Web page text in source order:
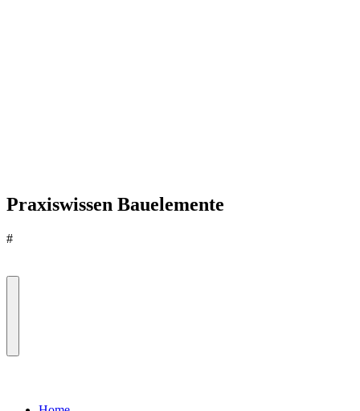
Praxiswissen Bauelemente
#